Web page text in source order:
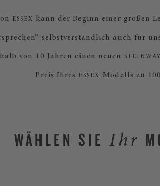
ESSEX kann der Beginn einer großen
selbstverständlich auch für
von 10 Jahren einen neuen STEINWAY
Preis Ihres ESSEX Modells zu
WÄHLEN SIE Ihr